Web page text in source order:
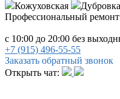
Кожуховская
Дубровка
Профессиональный ремонт
с 10:00 до 20:00 без
+7 (915) 496-55-55
Заказать обратный звонок
Открыть чат: